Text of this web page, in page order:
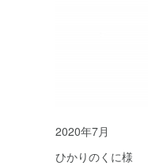
2020年7月
ひかりのくに様